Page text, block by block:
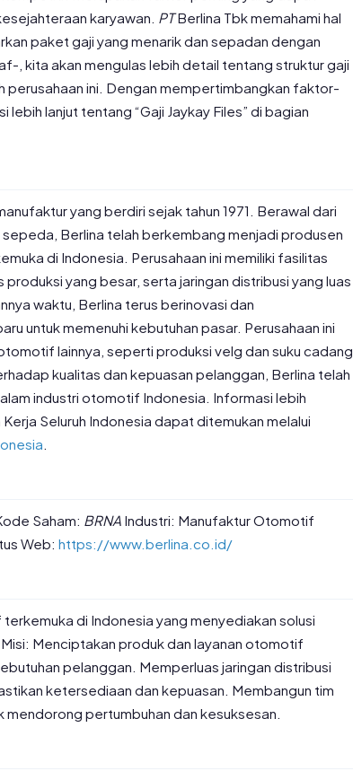
karyawan. PTBerlina Tbk memahami hal
paket gaji yang menarik dan sepadan dengan
, kita akan mengulas lebih detail tentang struktur gaji
perusahaan ini. Dengan mempertimbangkan faktor-
lanjut tentang “Gaji Jaykay Files” di bagian
yang berdiri sejak tahun 1971. Berawal dari
Berlina telah berkembang menjadi produsen
di Indonesia. Perusahaan ini memiliki fasilitas
yang besar, serta jaringan distribusi yang luas
waktu, Berlina terus berinovasi dan
untuk memenuhi kebutuhan pasar. Perusahaan ini
lainnya, seperti produksi velg dan suku cadang
kualitas dan kepuasan pelanggan, Berlina telah
industri otomotif Indonesia. Informasi lebih
Seluruh Indonesia dapat ditemukan melalui
Saham: BRNA Industri: Manufaktur Otomotif
Web: https://www.berlina.co.id/
di Indonesia yang menyediakan solusi
Menciptakan produk dan layanan otomotif
pelanggan. Memperluas jaringan distribusi
ketersediaan dan kepuasan. Membangun tim
pertumbuhan dan kesuksesan.